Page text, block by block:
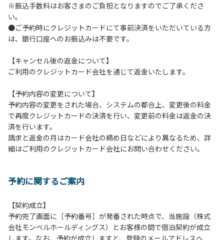
【コテージご利用上の注意事項ならびに禁止事項】
１.動物（ペット類）の同伴はご遠慮願います。
３.調度品などの持ち出しはしないでください。
４.ご訪問客とのコテージ内での面会はご遠慮願います。
６.周囲に迷惑となるような行為（夜間の大声での談笑等）や
他人に嫌悪感を与えるような行為はお止めください。
７.BBQ台（BBQコンロやグリル）は室内およびデッキ部分
は使用禁止です。使用の際は土面またはアスファルト面にて
床面から高さ60cm以上離してご利用ください。
８.炭火の利用後は炭の鎮火の確認をお願いいたします。
テントの設営、テーブル・椅子の持ち出しは禁止です。
【ロッジご利用上の注意事項ならびに禁止事項】
１.動物（ペット類）の同伴はご遠慮願います。
２.安全管理上、お子様の単独での行動はご遠慮ください。
※振込手数料はお客さまのご負担となりますのでご了承くださ
い。
●ご予約時にクレジットカードにて事前決済をいただいている方
は、銀行口座へのお振込みは不要です。
【キャンセル後の返金について】
ご利用のクレジットカード会社を通じて返金いたします。
【予約内容の変更について】
予約内容の変更をされた場合、システムの都合上、変更後の料金
で再度クレジットカードの決済を行い、変更前の料金は返金の決
済を行います。
請求と返金の月はカード会社の締め日などにより異なるため、詳
細はご利用のクレジットカード会社にお問い合わせください。
予約に関するご案内
【契約成立】
予約完了画面に［予約番号］が発番された時点で、当施設（株式
会社モンベルホールディングス）とお客様の間で宿泊契約が成立
します。なお、予約が成立しますと、登録のメールアドレスへ